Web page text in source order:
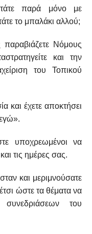
παρά μόνο με
το μπαλάκι αλλού;
Νόμους
και την
του Τοπικού
και έχετε αποκτήσει
υποχρεωμένοι να
τις ημέρες σας.
και μεριμνούσατε
ώστε τα θέματα να
του